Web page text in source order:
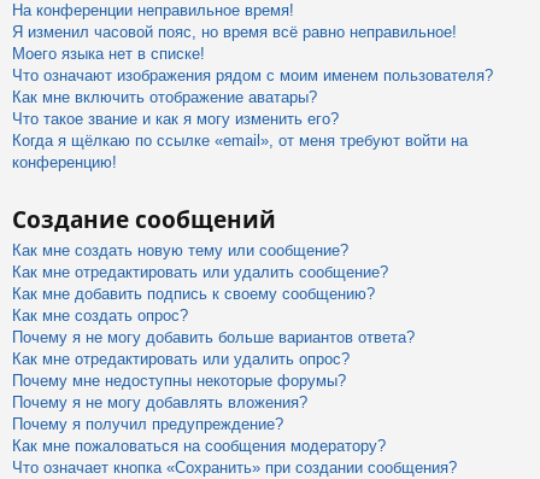
На конференции неправильное время!
Я изменил часовой пояс, но время всё равно неправильное!
Моего языка нет в списке!
Что означают изображения рядом с моим именем пользователя?
Как мне включить отображение аватары?
Что такое звание и как я могу изменить его?
Когда я щёлкаю по ссылке «email», от меня требуют войти на
конференцию!
Создание сообщений
Как мне создать новую тему или сообщение?
Как мне отредактировать или удалить сообщение?
Как мне добавить подпись к своему сообщению?
Как мне создать опрос?
Почему я не могу добавить больше вариантов ответа?
Как мне отредактировать или удалить опрос?
Почему мне недоступны некоторые форумы?
Почему я не могу добавлять вложения?
Почему я получил предупреждение?
Как мне пожаловаться на сообщения модератору?
Что означает кнопка «Сохранить» при создании сообщения?